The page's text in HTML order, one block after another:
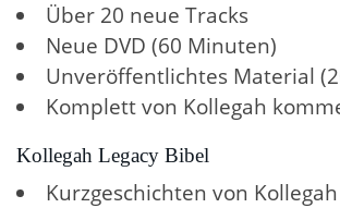
Über 20 neue Tracks
Neue DVD (60 Minuten)
Unveröffentlichtes Material
Komplett von Kollegah
Kollegah Legacy Bibel
Kurzgeschichten von Kollegah